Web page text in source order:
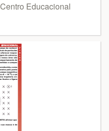
Educacional